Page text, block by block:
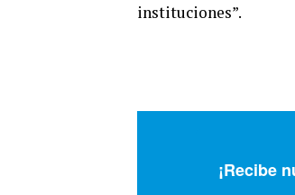
instituciones”.